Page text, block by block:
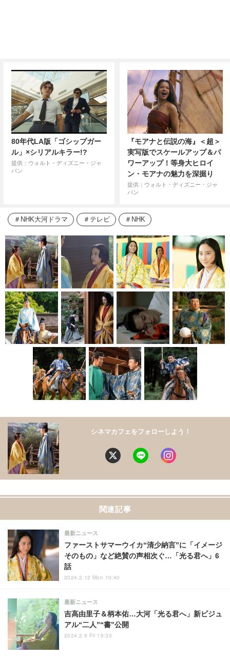
80年代LA版「ゴシップガー
ル」×シリアルキラー!?
提供：ウォルト・ディズニー・ジャ
パン
『モアナと伝説の海』＜超＞
実写版でスケールアップ＆パ
ワーアップ！等身大ヒロイ
ン・モアナの魅力を深掘り
提供：ウォルト・ディズニー・ジャ
パン
NHK大河ドラマ テレビ NHK
シネマカフェをフォローしよう！
関連記事
ファーストサマーウイカ“清少納言”に「イメージ
そのもの」など絶賛の声相次ぐ…「光る君へ」6
話
最新ニュース
2024.2.12 Mon 10:40
吉高由里子＆柄本佑…大河「光る君へ」新ビジュ
アル“二人”“書”公開
最新ニュース
2024.2.9 Fri 19:30